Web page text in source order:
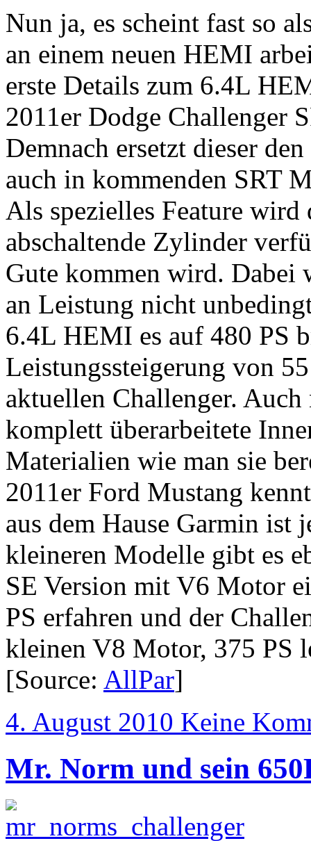
Nun ja, es scheint fast so
an einem neuen HEMI
erste Details zum 6.4L
2011er Dodge Challenger
Demnach ersetzt dieser den
auch in kommenden SRT
Als spezielles Feature
abschaltende Zylinder
Gute kommen wird.
an Leistung nicht
6.4L HEMI es auf 480 PS
Leistungssteigerung von
aktuellen Challenger.
komplett überarbeitete
Materialien wie man sie
2011er Ford Mustang
aus dem Hause Garmin ist
kleineren Modelle gibt es
SE Version mit V6 Motor
PS erfahren und der
kleinen V8 Motor, 375 PS
[Source: AllPar]
4. August 2010 Keine
Mr. Norm und sein